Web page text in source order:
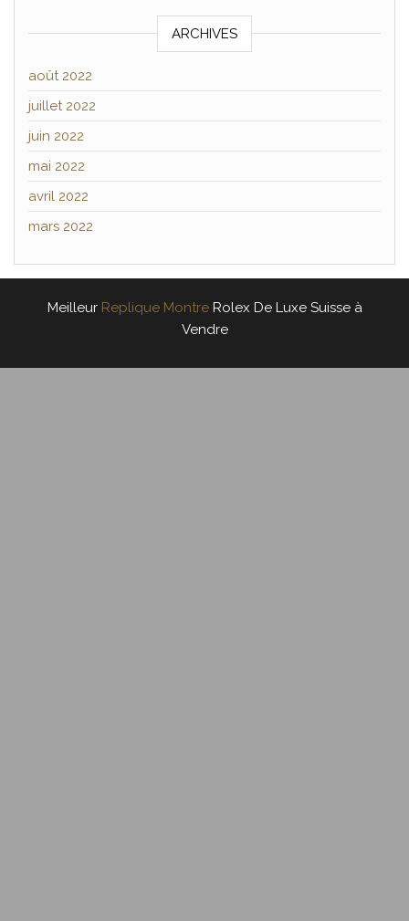
ARCHIVES
août 2022
juillet 2022
juin 2022
mai 2022
avril 2022
mars 2022
Meilleur Replique MontreRolex De Luxe Suisse à
Vendre